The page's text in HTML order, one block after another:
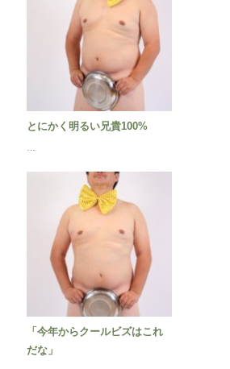
とにかく明るい兄貴100%
「今年からクールビズはこれ
だな」